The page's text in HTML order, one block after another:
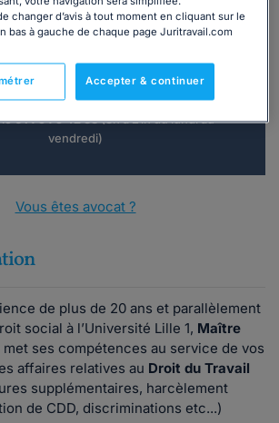
une consultation par
téléphone ?
immédiatement
le01 75 75 42 33(8h à 21h du lundi au
vendredi)
Vous êtes avocat ?
de plus de 20 ans et parallèlement
social à l’Université Lille 1, Maître
met ses compétences au service de vos
affaires relatives au Droit du Travail
supplémentaires, harcèlement
de CDD, discriminations etc...)
changer d’avis à tout moment en cliquant sur le
bas à gauche de chaque page Juritravail.com
Accepter & continuer